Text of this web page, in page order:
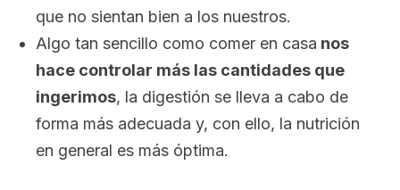
que no sientan bien a los nuestros.
Algo tan sencillo como comer en casa nos
hace controlar más las cantidades que
ingerimos, la digestión se lleva a cabo de
forma más adecuada y, con ello, la nutrición
en general es más óptima.